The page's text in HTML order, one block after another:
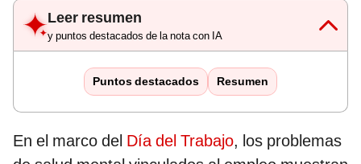
Leer resumen
y puntos destacados de la nota con IA
Puntos destacados Resumen
En el marco del Día del Trabajo, los problemas